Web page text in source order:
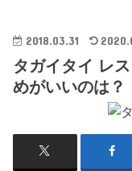
2018.03.31
タガイタイ レ
めがいいのは？